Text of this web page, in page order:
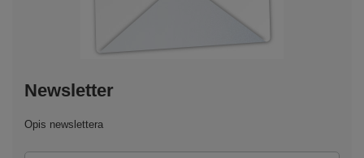
Newsletter
Opis newslettera